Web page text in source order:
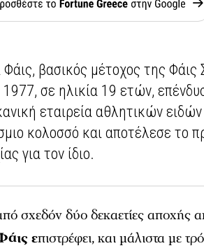
Φάις, βασικός μέτοχος της
1977, σε ηλικία 19 ετών,
εταιρεία αθλητικών
κολοσσό και αποτέλεσε το
για τον ίδιο.
σχεδόν δύο δεκαετίες αποχής
επιστρέφει, και μάλιστα με